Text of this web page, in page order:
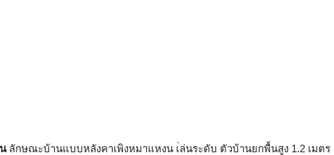
ลักษณะบ้านแบบหลังคาเพิงหมาแหงน เ่ล่นระดับ ตัวบ้านยกพื้นสูง 1.2 เมตร